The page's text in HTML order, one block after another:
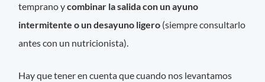
temprano ycombinar la salida con un ayuno
intermitente o un desayuno ligero (siempre consultarlo
antes con un nutricionista).
Hay que tener en cuenta que cuando nos levantamos